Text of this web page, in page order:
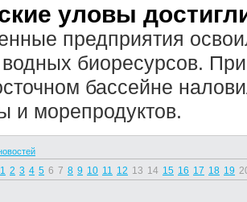
уловы
предприятия
биоресурсов.
бассейне
и морепродуктов.
1 2 3 4 5 6 7 8 9 10 11 12 13 14 15 16 17 18 19